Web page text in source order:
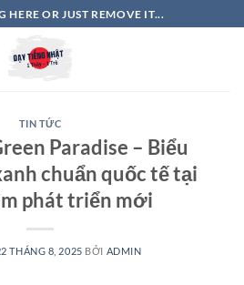
HERE OR JUST REMOVE IT...
TIN TỨC
Paradise – Biểu
chuẩn quốc tế tại
phát triển mới
THÁNG 8, 2025 BỞI ADMIN